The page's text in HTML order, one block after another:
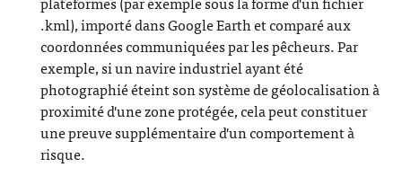
.kml), importé dans Google Earth et comparé aux
coordonnées communiquées par les pêcheurs. Par
exemple, si un navire industriel ayant été
photographié éteint son système de géolocalisation à
proximité d'une zone protégée, cela peut constituer
une preuve supplémentaire d'un comportement à
risque.